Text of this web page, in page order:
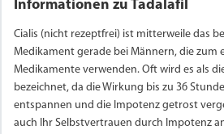
Informationen zu Tadalafil
Cialis (nicht rezeptfrei) ist mitterweile das
Medikament gerade bei Männern, die zum
Medikamente verwenden. Oft wird es als
bezeichnet, da die Wirkung bis zu 36
entspannen und die Impotenz getrost
auch Ihr Selbstvertrauen durch Impotenz